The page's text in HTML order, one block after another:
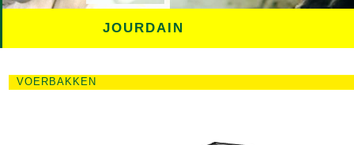
JOURDAIN
VOERBAKKEN